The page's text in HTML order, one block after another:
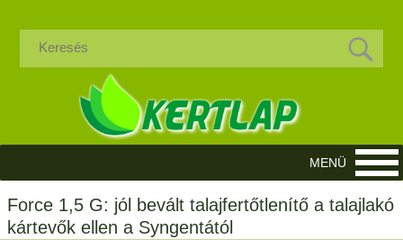
Force 1,5 G: jól bevált talajfertőtlenítő a talajlakó
kártevők ellen a Syngentától